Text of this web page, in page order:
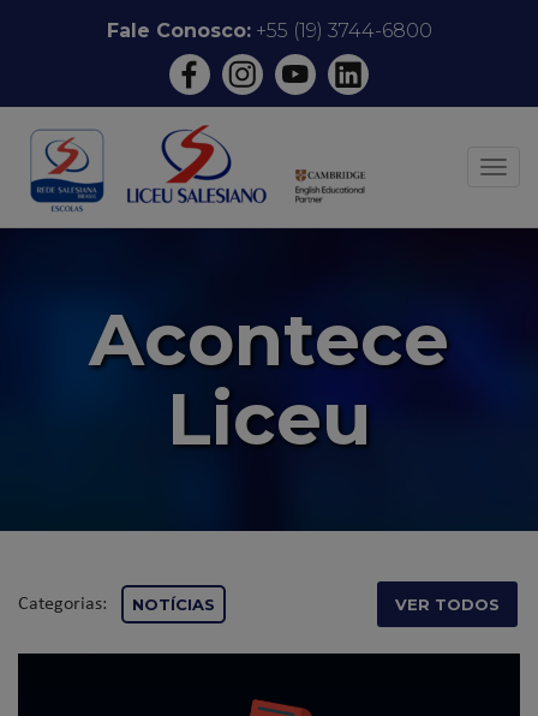
conteúdo
Fale Conosco:+55 (19) 3744-6800
Acontece
Liceu
Categorias: NOTÍCIAS VER TODOS